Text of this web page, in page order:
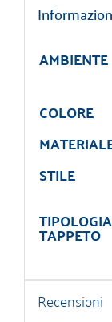
AMBIENTE
COLORE
STILE
TIPOLOGIA
TAPPETO
Recensioni